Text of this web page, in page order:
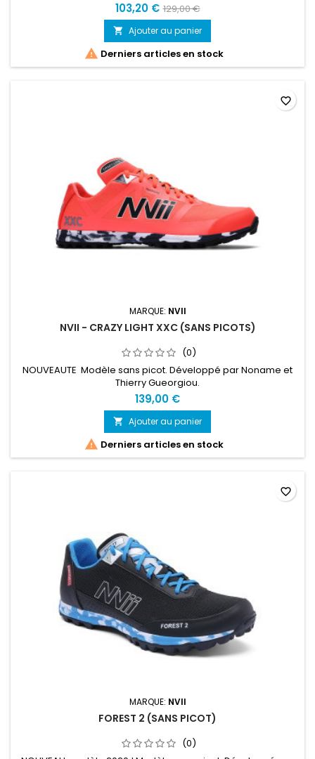
103,20 € 129,00 €
 Ajouter au panier
 Derniers articles en stock
MARQUE: NVII
NVII - CRAZY LIGHT XXC (SANS PICOTS)
(0)
NOUVEAUTE Modèle sans picot. Développé par Noname et
Thierry Gueorgiou.
139,00 €
 Ajouter au panier
 Derniers articles en stock
favorite_border
MARQUE: NVII
FOREST 2 (SANS PICOT)
(0)
favorite_border